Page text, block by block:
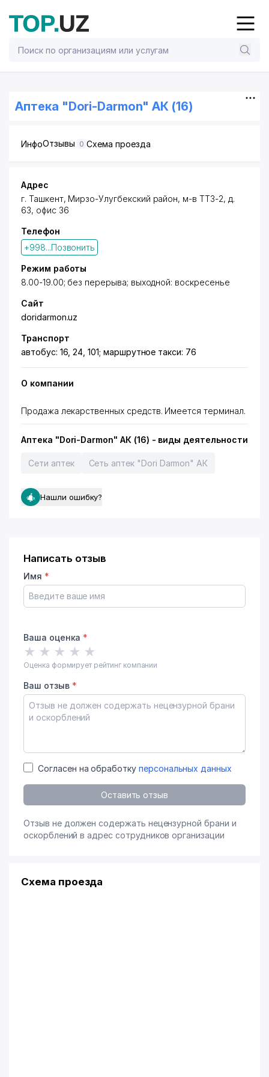
Аптека "Dori-Darmon" АК (16)
ИнфоОтзывы 0 Схема проезда
Адрес
г. Ташкент, Мирзо-Улугбекский район, м-в ТТЗ-2, д.
63, офис 36
Телефон
+998...Позвонить
Режим работы
8.00-19.00; без перерыва; выходной: воскресенье
Сайт
doridarmon.uz
Транспорт
автобус: 16, 24, 101; маршрутное такси: 76
О компании
Продажа лекарственных средств. Имеется терминал.
Аптека "Dori-Darmon" АК (16) - виды деятельности
Сети аптек Сеть аптек "Dori Darmon" АК
Нашли ошибку?
Написать отзыв
Имя *
Ваша оценка *
★ ★ ★ ★ ★
Оценка формирует рейтинг компании
Ваш отзыв *
Согласен на обработку персональных данных
Оставить отзыв
Отзыв не должен содержать нецензурной брани и
оскорблений в адрес сотрудников организации
Схема проезда